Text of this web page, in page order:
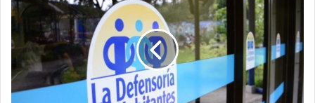
pide
Hacienda
dar
conocer
el